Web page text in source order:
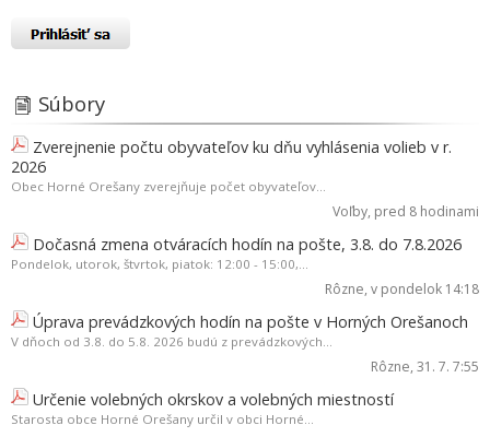
Súbory
Zverejnenie počtu obyvateľov ku dňu vyhlásenia volieb v r.
2026
Obec Horné Orešany zverejňuje počet obyvateľov...
Voľby, pred 8 hodinami
Dočasná zmena otváracích hodín na pošte, 3.8. do 7.8.2026
Pondelok, utorok, štvrtok, piatok: 12:00 - 15:00,...
Rôzne, v pondelok 14:18
Úprava prevádzkových hodín na pošte v Horných Orešanoch
V dňoch od 3.8. do 5.8. 2026 budú z prevádzkových...
Rôzne, 31. 7. 7:55
Určenie volebných okrskov a volebných miestností
Starosta obce Horné Orešany určil v obci Horné...